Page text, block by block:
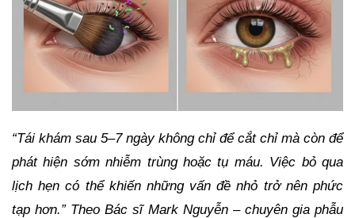
“Tái khám sau 5–7 ngày không chỉ để cắt chỉ mà còn để
phát hiện sớm nhiễm trùng hoặc tụ máu. Việc bỏ qua
lịch hẹn có thể khiến những vấn đề nhỏ trở nên phức
tạp hơn.” Theo Bác sĩ Mark Nguyễn – chuyên gia phẫu